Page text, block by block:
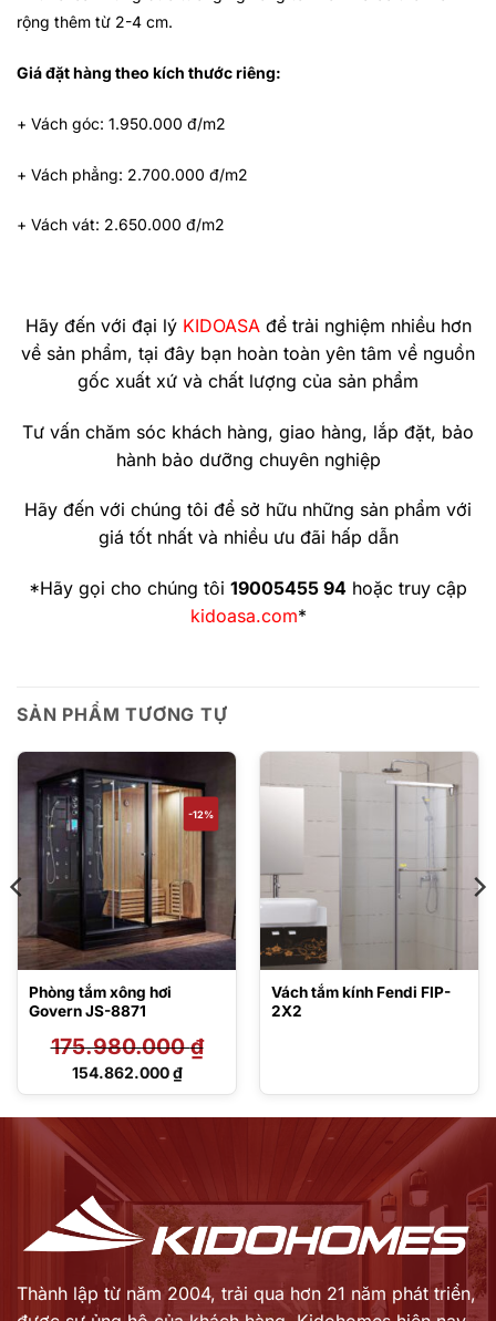
rộng thêm từ 2-4 cm.
Giá đặt hàng theo kích thước riêng:
+ Vách góc: 1.950.000 đ/m2
+ Vách phẳng: 2.700.000 đ/m2
+ Vách vát: 2.650.000 đ/m2
Hãy đến với đại lýKIDOASA để trải nghiệm nhiều hơn
về sản phẩm, tại đây bạn hoàn toàn yên tâm về nguồn
gốc xuất xứ và chất lượng của sản phẩm
Tư vấn chăm sóc khách hàng, giao hàng, lắp đặt, bảo
hành bảo dưỡng chuyên nghiệp
Hãy đến với chúng tôi để sở hữu những sản phẩm với
giá tốt nhất và nhiều ưu đãi hấp dẫn
*Hãy gọi cho chúng tôi 19005455 94 hoặc truy cập
kidoasa.com*
SẢN PHẨM TƯƠNG TỰ
-12%
Phòng tắm xông hơi
Govern JS-8871
175.980.000₫
Giá
154.862.000₫
Giá
Vách tắm kính Fendi FIP-
2X2
Thành lập từ năm 2004, trải qua hơn 21 năm phát triển,